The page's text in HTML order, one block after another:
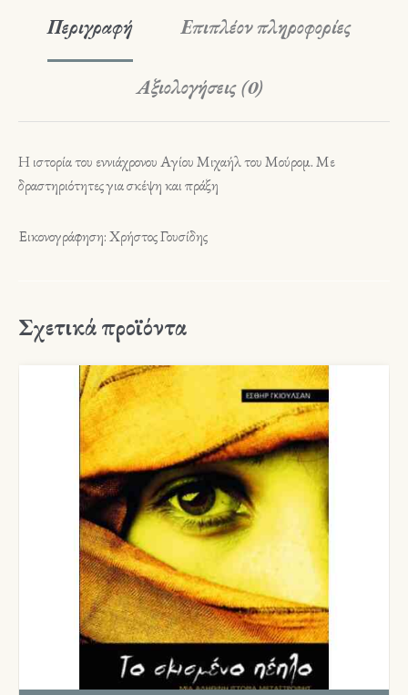
Περιγραφή Επιπλέον πληροφορίες
Αξιολογήσεις (0)
Η ιστορία του εννιάχρονου Αγίου Μιχαήλ του Μούρομ. Με
δραστηριότητες για σκέψη και πράξη
Εικονογράφηση: Χρήστος Γουσίδης
Σχετικά προϊόντα